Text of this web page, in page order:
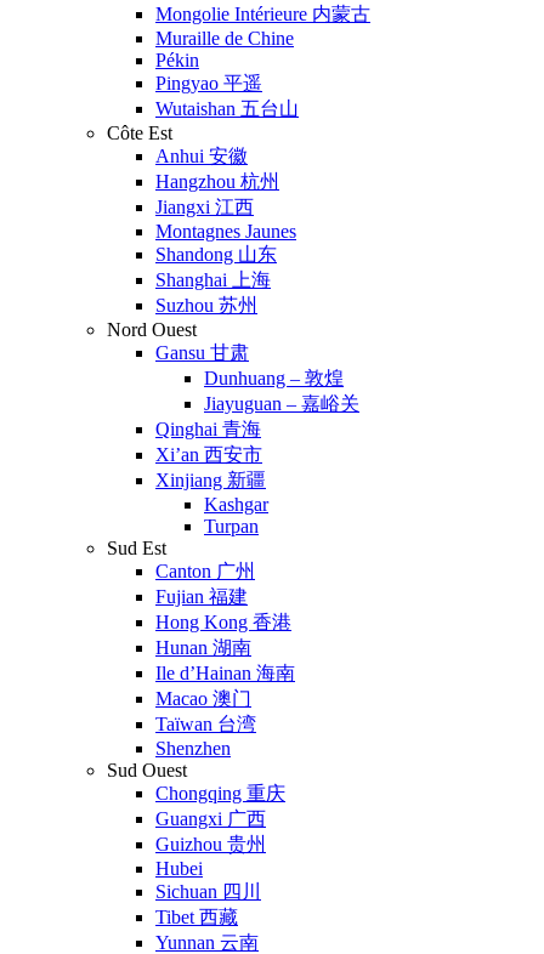
Mongolie Intérieure 内蒙古
Muraille de Chine
Pékin
Pingyao 平遥
Wutaishan 五台山
Côte Est
Anhui 安徽
Hangzhou 杭州
Jiangxi 江西
Montagnes Jaunes
Shandong 山东
Shanghai 上海
Suzhou 苏州
Nord Ouest
Gansu 甘肃
Dunhuang – 敦煌
Jiayuguan – 嘉峪关
Qinghai 青海
Xi’an 西安市
Xinjiang 新疆
Kashgar
Turpan
Sud Est
Canton 广州
Fujian 福建
Hong Kong 香港
Hunan 湖南
Ile d’Hainan 海南
Macao 澳门
Taïwan 台湾
Shenzhen
Sud Ouest
Chongqing 重庆
Guangxi 广西
Guizhou 贵州
Hubei
Sichuan 四川
Tibet 西藏
Yunnan 云南